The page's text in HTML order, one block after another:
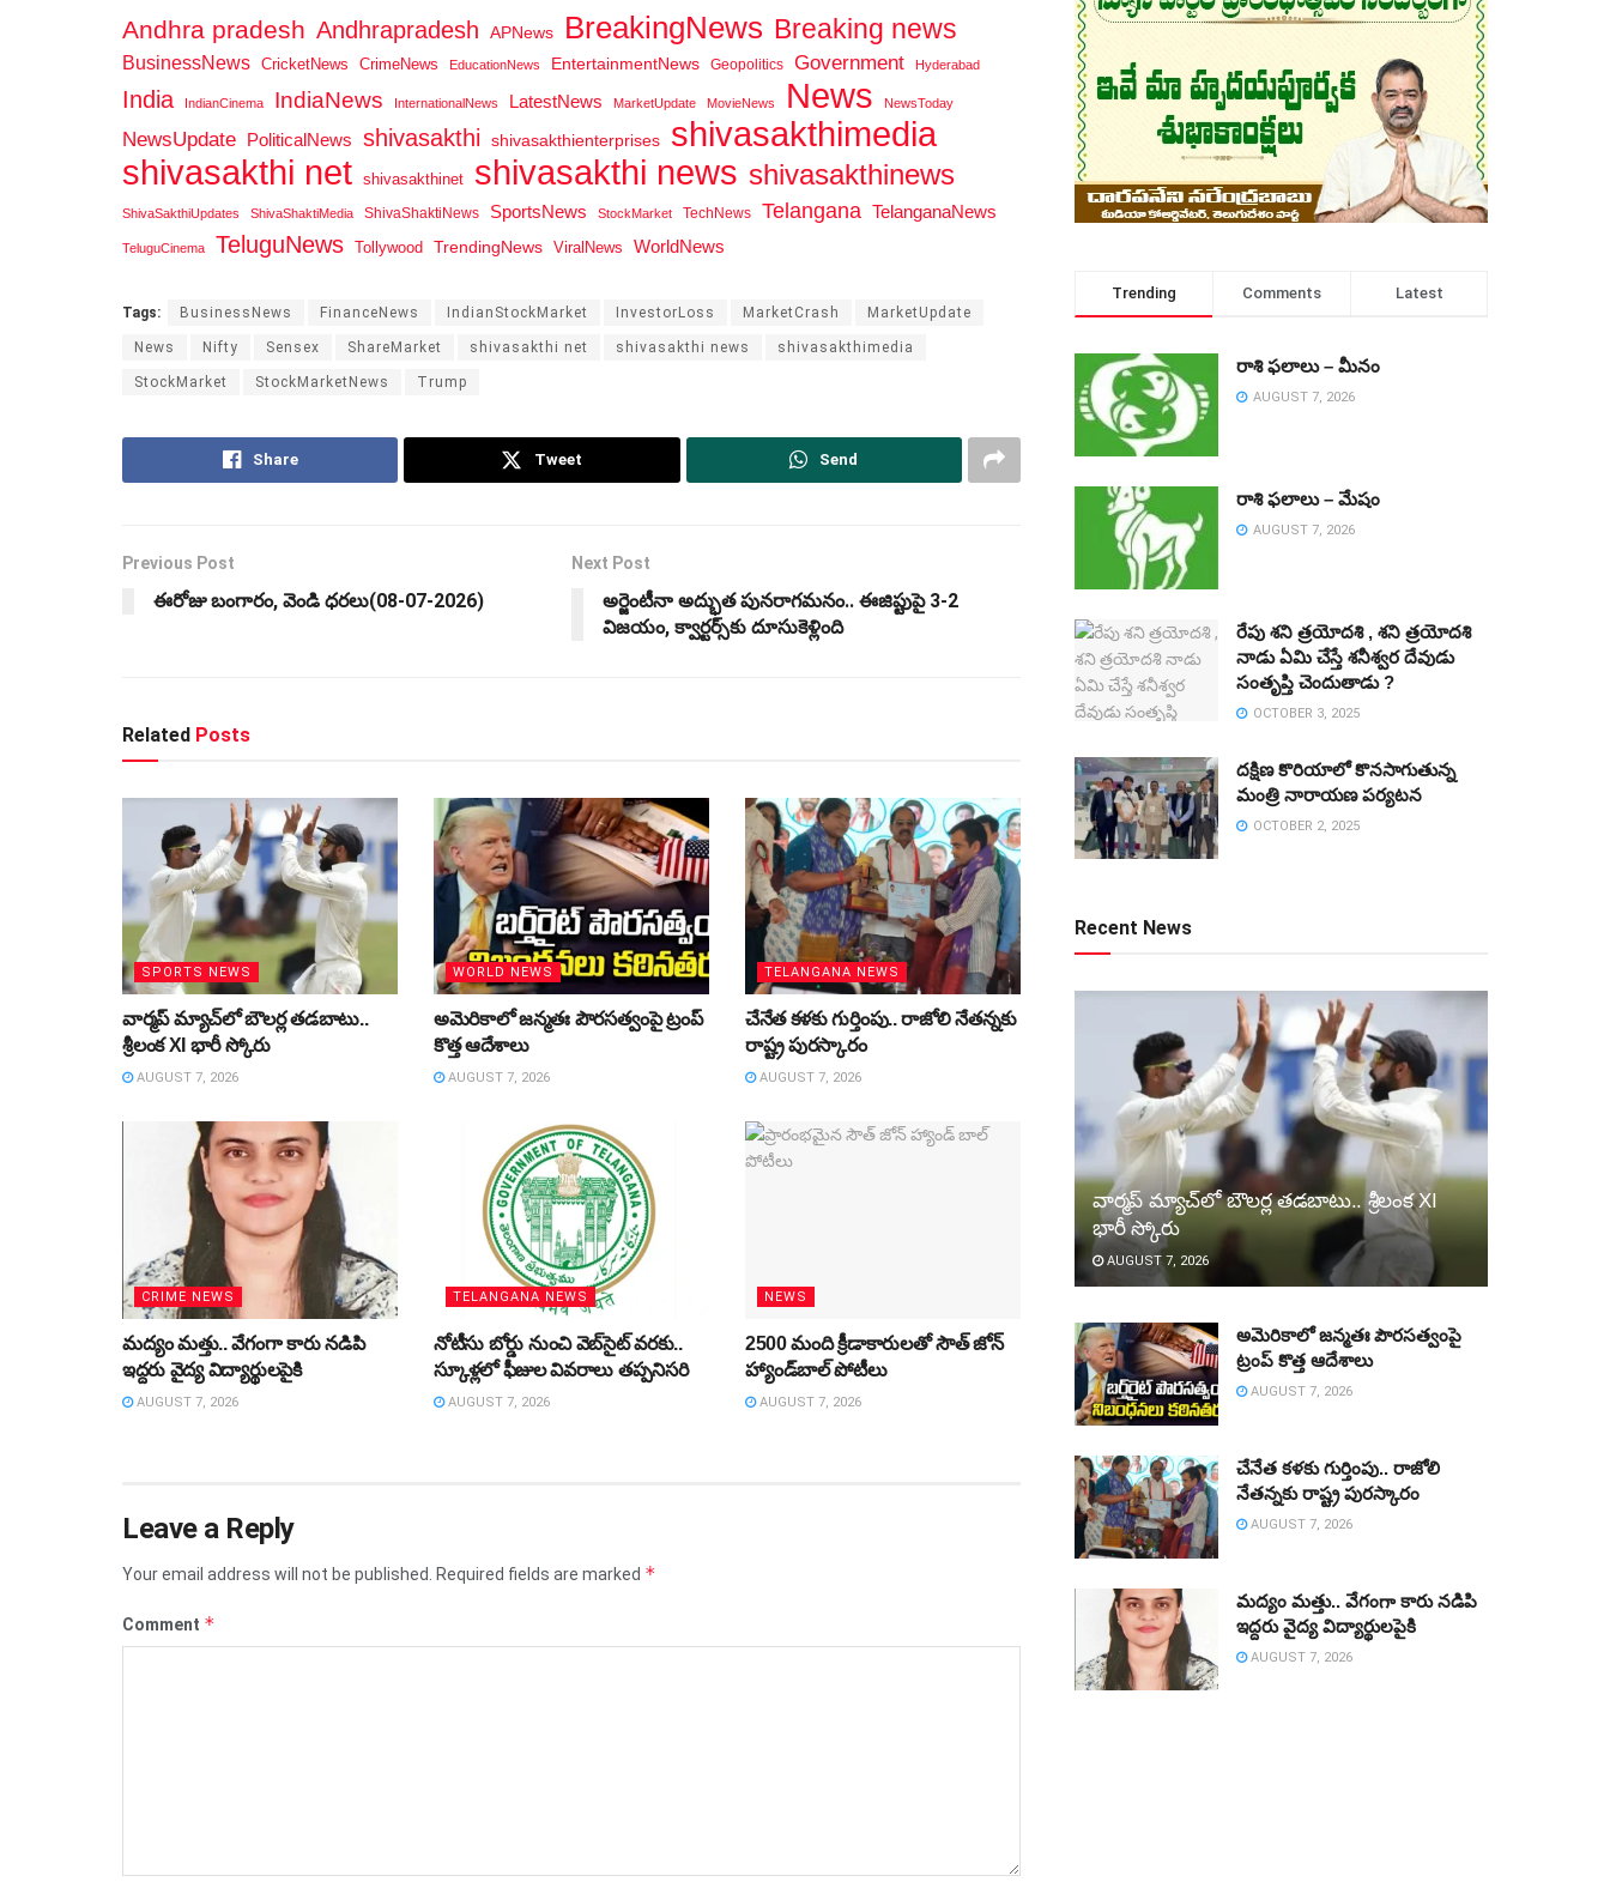
Andhra pradesh Andhrapradesh APNews BreakingNews Breaking news
BusinessNews CricketNews CrimeNews EducationNews EntertainmentNews Geopolitics Government Hyderabad
India IndianCinema IndiaNews InternationalNews LatestNews MarketUpdate MovieNews News NewsToday
NewsUpdate PoliticalNews shivasakthi shivasakthienterprises
shivasakthimedia
shivasakthi net shivasakthinet shivasakthi news shivasakthinews
ShivaSakthiUpdates ShivaShaktiMedia ShivaShaktiNews SportsNews StockMarket TechNews Telangana TelanganaNews
TeluguCinema TeluguNews Tollywood TrendingNews ViralNews WorldNews
Tags: BusinessNews FinanceNews IndianStockMarket InvestorLoss MarketCrash MarketUpdate
News Nifty Sensex ShareMarket shivasakthi net shivasakthi news shivasakthimedia
StockMarket StockMarketNews Trump
Share Tweet Send
Previous Post
ఈరోజు బంగారం, వెండి ధరలు(08-07-2026)
Next Post
అర్జెంటీనా అద్భుత పునరాగమనం.. ఈజిప్టుపై 3-2
విజయం, క్వార్టర్స్‌కు దూసుకెళ్లింది
Related Posts
SPORTS NEWS
వార్మప్‌ మ్యాచ్‌లో బౌలర్ల తడబాటు..
శ్రీలంక XI భారీ స్కోరు
AUGUST 7, 2026
WORLD NEWS
అమెరికాలో జన్మతః పౌరసత్వంపై ట్రంప్‌
కొత్త ఆదేశాలు
AUGUST 7, 2026
TELANGANA NEWS
చేనేత కళకు గుర్తింపు.. రాజోలి నేతన్నకు
రాష్ట్ర పురస్కారం
AUGUST 7, 2026
CRIME NEWS
మద్యం మత్తు.. వేగంగా కారు నడిపి
ఇద్దరు వైద్య విద్యార్థులపైకి
AUGUST 7, 2026
TELANGANA NEWS
నోటీసు బోర్డు నుంచి వెబ్‌సైట్‌ వరకు..
స్కూళ్లలో ఫీజుల వివరాలు తప్పనిసరి
AUGUST 7, 2026
NEWS
2500 మంది క్రీడాకారులతో సౌత్‌ జోన్‌
హ్యాండ్‌బాల్‌ పోటీలు
AUGUST 7, 2026
Leave a Reply
Your email address will not be published. Required fields are marked *
Comment *
Trending Comments Latest
రాశి ఫలాలు – మీనం
AUGUST 7, 2026
రాశి ఫలాలు – మేషం
AUGUST 7, 2026
రేపు శని త్రయోదశి , శని త్రయోదశి
నాడు ఏమి చేస్తే శనీశ్వర దేవుడు
సంతృప్తి చెందుతాడు ?
OCTOBER 3, 2025
దక్షిణ కొరియాలో కొనసాగుతున్న
మంత్రి నారాయణ పర్యటన
OCTOBER 2, 2025
Recent News
వార్మప్‌ మ్యాచ్‌లో బౌలర్ల తడబాటు.. శ్రీలంక XI
భారీ స్కోరు
AUGUST 7, 2026
అమెరికాలో జన్మతః పౌరసత్వంపై
ట్రంప్‌ కొత్త ఆదేశాలు
AUGUST 7, 2026
చేనేత కళకు గుర్తింపు.. రాజోలి
నేతన్నకు రాష్ట్ర పురస్కారం
AUGUST 7, 2026
మద్యం మత్తు.. వేగంగా కారు నడిపి
ఇద్దరు వైద్య విద్యార్థులపైకి
AUGUST 7, 2026